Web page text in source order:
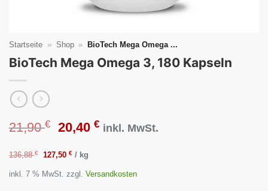
Startseite » Shop » BioTech Mega Omega ...
BioTech Mega Omega 3, 180 Kapseln
21,90€
Ursprünglicher
Preis
war:
20,40 €Aktueller
ist:
inkl. MwSt.
136,88€ 127,50€ / kg
inkl. 7 % MwSt. zzgl. Versandkosten